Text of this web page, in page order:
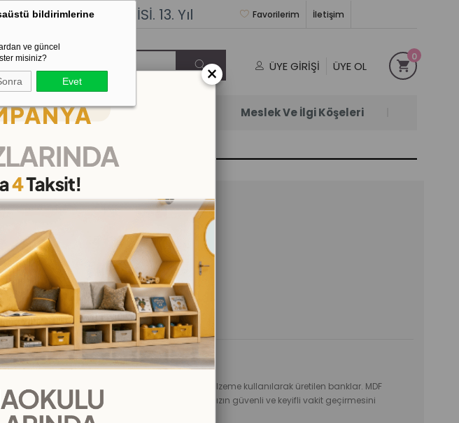
bildirimlerine
ve güncel
misiniz?
Evet
% 100İADEGARANTİSİ. 13. Yıl İletişim
Favorilerim
ÜYE GIRIŞI ÜYE OL
0
Tahterevalli Çok Satanlar Meslek Ve İlgi Köşeleri
Figürlü Bank 120x35x30 CM
(DKME1058)
%
26
İNDIRIM
(KDV Dahil)
(KDV Dahil)
`den başlayan taksitlerle
Kreş ürünleri, bahçe ve oyun odaları için sağlam malzeme kullanılarak üretilen banklar. MDF
üretilen bank seçenekleriyle çocuklarınızın güvenli ve keyifli vakit geçirmesini
×